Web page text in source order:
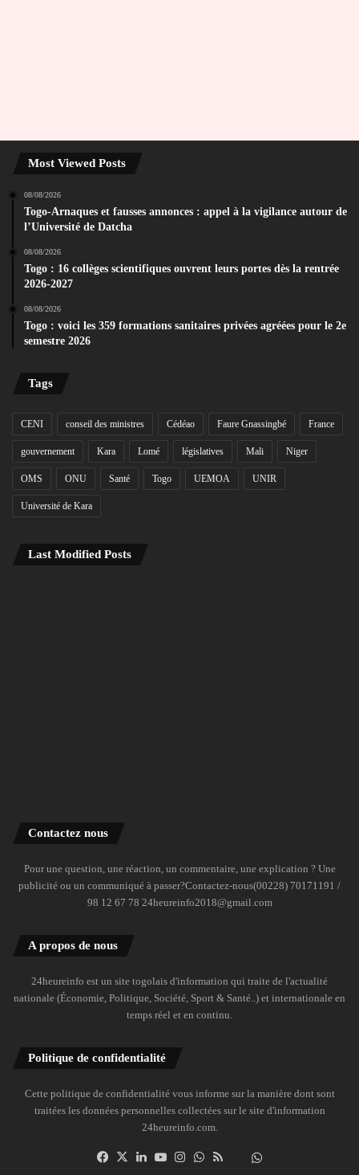
Most Viewed Posts
08/08/2026
Togo-Arnaques et fausses annonces : appel à la vigilance autour de
l’Université de Datcha
08/08/2026
Togo : 16 collèges scientifiques ouvrent leurs portes dès la rentrée
2026-2027
08/08/2026
Togo : voici les 359 formations sanitaires privées agréées pour le 2e
semestre 2026
Tags
CENI conseil des ministres Cédéao Faure Gnassingbé France
gouvernement Kara Lomé législatives Mali Niger
OMS ONU Santé Togo UEMOA UNIR
Université de Kara
Last Modified Posts
Contactez nous
Pour une question, une réaction, un commentaire, une explication ? Une
publicité ou un communiqué à passer?Contactez-nous(00228) 70171191 /
98 12 67 78 24heureinfo2018@gmail.com
A propos de nous
24heureinfo est un site togolais d'information qui traite de l'actualité
nationale (Économie, Politique, Société, Sport & Santé..) et internationale en
temps réel et en continu.
Politique de confidentialité
Cette politique de confidentialité vous informe sur la manière dont sont
traitées les données personnelles collectées sur le site d'information
24heureinfo.com.
Facebook
X LinkedinYouTubeInstagramWhatsAppDailymotion